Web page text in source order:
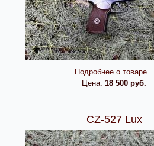
Подробнее о товаре...
Цена:18 500 руб.
CZ-527 Lux